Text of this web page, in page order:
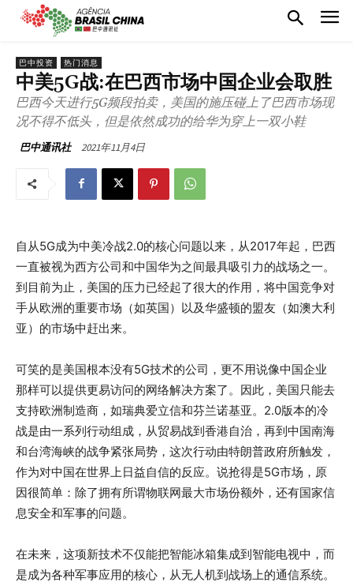
巴中投资 热门消息
中美5G战:在巴西市场中国企业会取胜
巴西今天进行5G频段拍卖，美国的施压碰上了巴西市场现
况不得不低头，但是依然成功的给华为穿上一双小鞋
巴中通讯社 2021年11月4日
自从5G成为中美冷战2.0的核心问题以来，从2017年起，巴西
一直被视为西方公司和中国华为之间最具吸引力的战场之一。
到目前为止，美国的压力已经起了很大的作用，将中国竞争对
手从欧洲的重要市场（如英国）以及华盛顿的盟友（如澳大利
亚）的市场中赶出来。
可笑的是美国根本没有5G技术的公司，更不用说像中国企业
那样可以提供更易访问的网络解决方案了。因此，美国只能去
支持欧洲制造商，如瑞典爱立信和芬兰诺基亚。2.0版本的冷
战是由一系列行动组成，从贸易战到香港自治，再到中国南海
和台湾海峡的战争紧张局势，这次行动由特朗普政府所触发，
作为对中国在世界上日益自信的反应。说抢得是5G市场，原
因很简单：除了拥有所谓物联网最大市场份额外，还有国家信
息安全和军事的问题。
在未来，这项新技术不仅能把智能冰箱集成到智能电视中，而
是成为各种军事应用的核心，从无人机到战场上的通信系统。